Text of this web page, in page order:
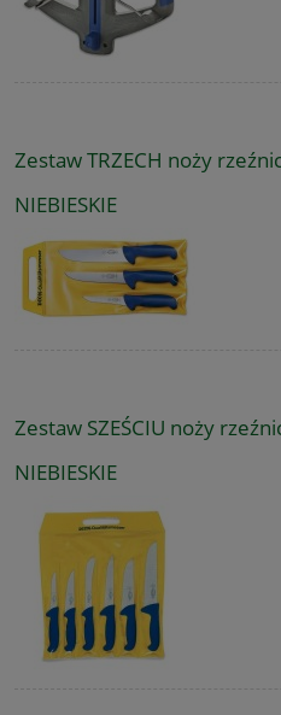
Zestaw TRZECH noży
NIEBIESKIE
Zestaw SZEŚCIU noży
NIEBIESKIE